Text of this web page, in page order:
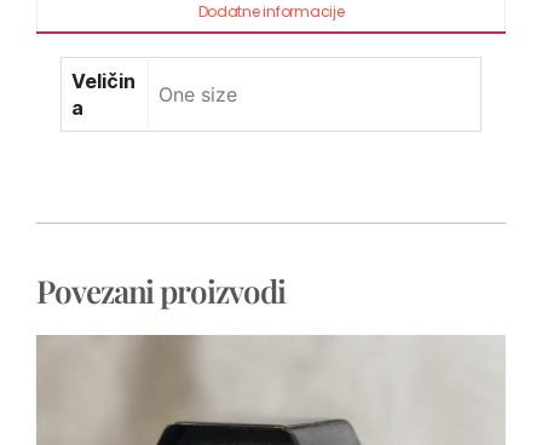
Dodatne informacije
Veličin
a
One size
Povezani proizvodi